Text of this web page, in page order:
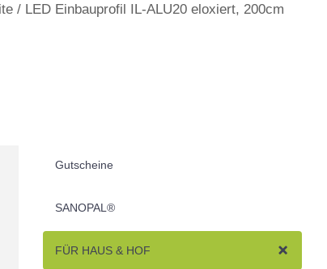
/ LED Einbauprofil IL-ALU20 eloxiert, 200cm
Gutscheine
SANOPAL®
FÜR HAUS & HOF